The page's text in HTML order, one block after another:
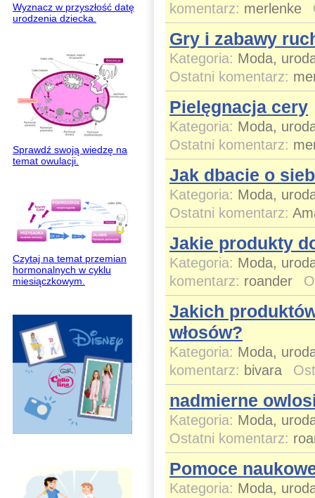
Wyznacz w przyszłość datę
urodzenia dziecka.
Sprawdź swoją wiedzę na
temat owulacji.
Czytaj na temat przemian
hormonalnych w cyklu
miesiączkowym.
komentarz: merlenke
Gry i zabawy
Kategoria: Moda,
Ostatni komentarz:
Pielęgnacja cery
Kategoria: Moda,
Ostatni komentarz:
Jak dbacie o
Kategoria: Moda,
Ostatni komentarz:
Jakie produkty
Kategoria: Moda,
komentarz: roander
Jakich
włosów?
Kategoria: Moda,
komentarz: bivara
nadmierne
Kategoria: Moda,
Ostatni komentarz:
Pomoce
Kategoria: Moda,